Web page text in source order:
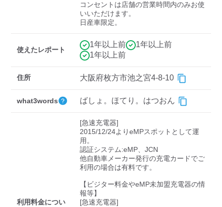
コンセントは店舗の営業時間内のみお使
いいただけます。
日産車限定。
使えたレポート
1年以上前
1年以上前
1年以上前
住所 大阪府枚方市池之宮4-8-10
what3words ばしょ。ほてり。はつおん
利用料金につい
[急速充電器]
2015/12/24よりeMPスポットとして運
用。
認証システム:eMP、JCN
他自動車メーカー発行の充電カードでご
利用の場合は有料です。
【ビジター料金やeMP未加盟充電器の情
報等】
[急速充電器]